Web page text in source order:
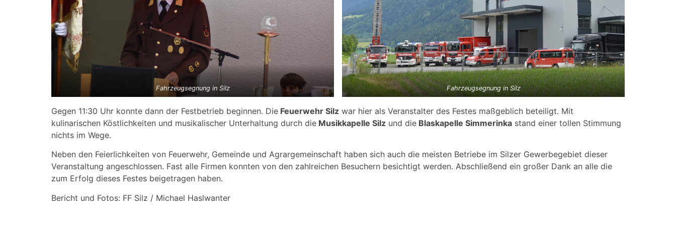
Fahrzeugsegnung in Silz Fahrzeugsegnung in Silz
Gegen 11:30 Uhr konnte dann der Festbetrieb beginnen. Die Feuerwehr Silz war hier als Veranstalter des Festes maßgeblich beteiligt. Mit
kulinarischen Köstlichkeiten und musikalischer Unterhaltung durch die Musikkapelle Silz und die Blaskapelle Simmerinka stand einer tollen Stimmung
nichts im Wege.
Neben den Feierlichkeiten von Feuerwehr, Gemeinde und Agrargemeinschaft haben sich auch die meisten Betriebe im Silzer Gewerbegebiet dieser
Veranstaltung angeschlossen. Fast alle Firmen konnten von den zahlreichen Besuchern besichtigt werden. Abschließend ein großer Dank an alle die
zum Erfolg dieses Festes beigetragen haben.
Bericht und Fotos: FF Silz / Michael Haslwanter